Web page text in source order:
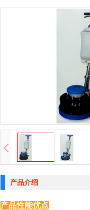
产品介绍
产品性能优点